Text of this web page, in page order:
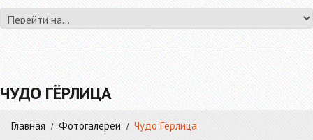
ЧУДО ГЁРЛИЦА
Главная Фотогалереи Чудо Гёрлица